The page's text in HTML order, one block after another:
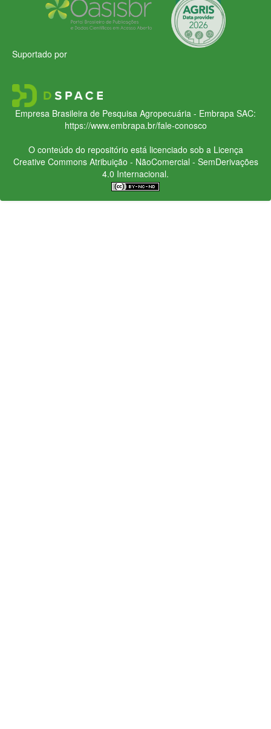
Suportado por
Empresa Brasileira de Pesquisa Agropecuária - Embrapa SAC:
https://www.embrapa.br/fale-conosco
O conteúdo do repositório está licenciado sob a Licença
Creative CommonsAtribuição - NãoComercial - SemDerivações
4.0 Internacional.